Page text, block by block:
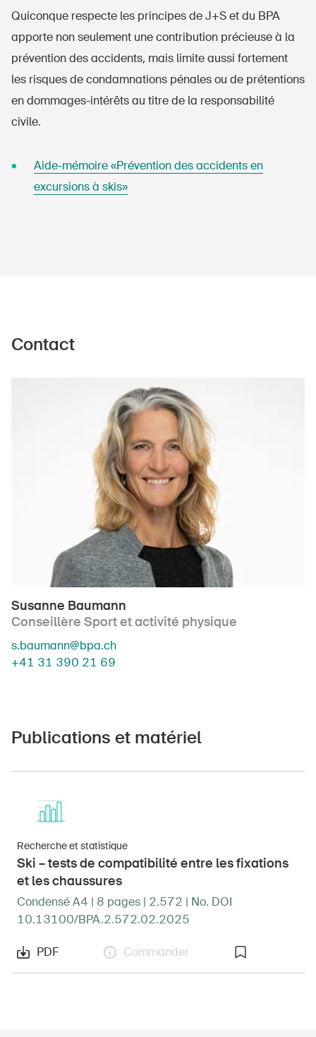
Quiconque respecte les principes de J+S et du BPA
apporte non seulement une contribution précieuse à la
prévention des accidents, mais limite aussi fortement
les risques de condamnations pénales ou de prétentions
en dommages-intérêts au titre de la responsabilité
civile.
Aide-mémoire «Prévention des accidents en
excursions à skis»
Contact
Susanne Baumann
Conseillère Sport et activité physique
s.baumann@bpa.ch
+41 31 390 21 69
Publications et matériel
Recherche et statistique
Ski – tests de compatibilité entre les fixations
et les chaussures
Condensé A4 | 8 pages | 2.572 | No. DOI
10.13100/BPA.2.572.02.2025
PDF Commander